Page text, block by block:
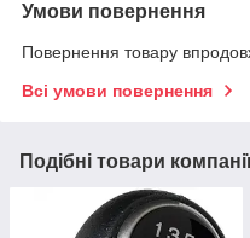
Умови повернення
Повернення товару
Всі умови повернення
Подібні товари